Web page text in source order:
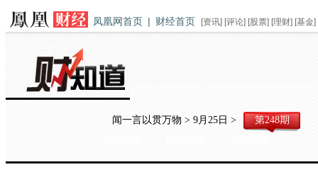
凤凰网首页 | 财经首页 [资讯] [评论] [股票] [理财] [基金]
闻一言以贯万物 > 9月25日 >
第248期